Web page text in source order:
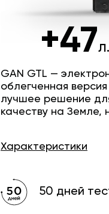
+47
GAN GTL —
облегченная
лучшее решение
качеству на Земле,
Характеристики
50 дней